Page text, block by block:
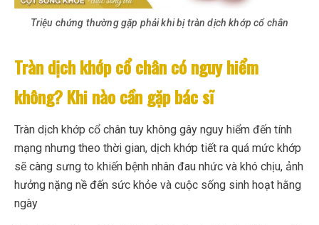
Triệu chứng thường gặp phải khi bị tràn dịch khớp cổ chân
Tràn dịch khớp cổ chân có nguy hiểm
không? Khi nào cần gặp bác sĩ
Tràn dịch khớp cổ chân tuy không gây nguy hiểm đến tính
mạng nhưng theo thời gian, dịch khớp tiết ra quá mức khớp
sẽ càng sưng to khiến bệnh nhân đau nhức và khó chịu, ảnh
hưởng nặng nề đến sức khỏe và cuộc sống sinh hoạt hằng
ngày